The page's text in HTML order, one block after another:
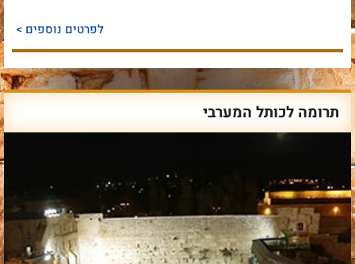
לפרטים נוספים >
תרומה לכותל המערבי